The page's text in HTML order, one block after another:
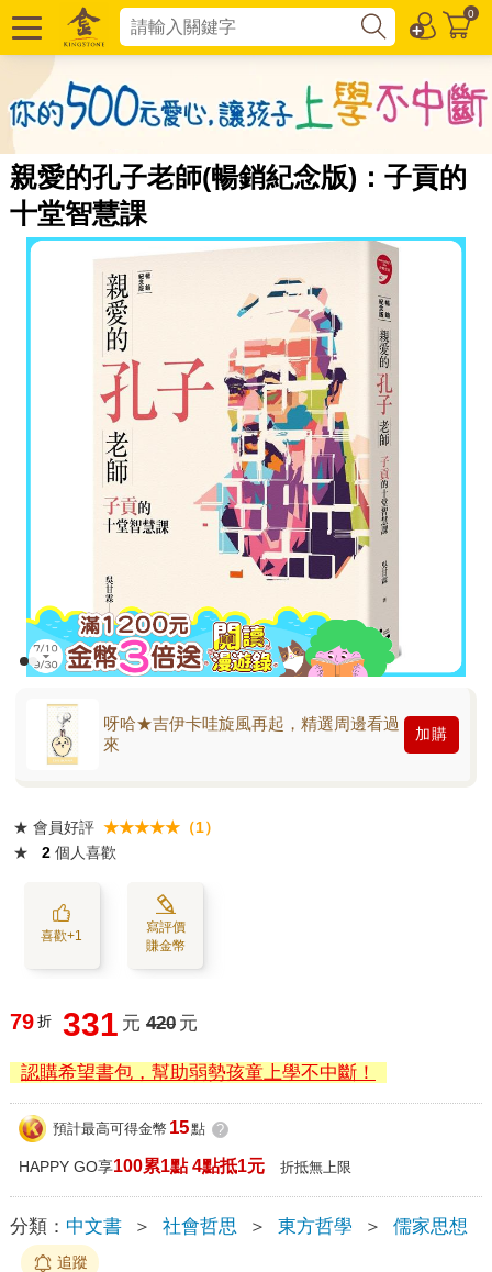
0
親愛的孔子老師(暢銷紀念版)：子貢的
十堂智慧課
呀哈★吉伊卡哇旋風再起，精選周邊看過
來
加購
★ 會員好評 ★★★★★（1）
★
2 個人喜歡
喜歡+1
寫評價
賺金幣
79 折 331 元 420 元
認購希望書包，幫助弱勢孩童上學不中斷！
預計最高可得金幣 15點 ?
HAPPY GO享100累1點 4點抵1元 折抵無上限
分類： 中文書 ＞ 社會哲思 ＞ 東方哲學 ＞ 儒家思想
追蹤